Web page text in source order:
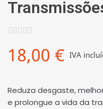
    
18,00 € IVA
Reduza desgaste,
e prolongue a vida da